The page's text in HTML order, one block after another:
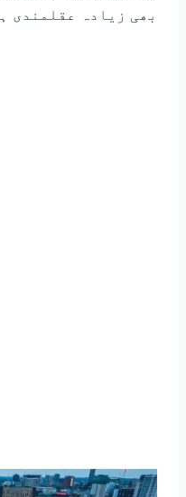
بھی زیادہ عقلمندی